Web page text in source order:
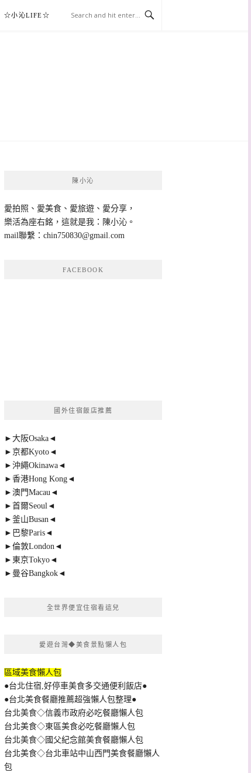
☆小沁LIFE☆
陳小沁
愛拍照、愛美食、愛旅遊、愛分享，
樂活為座右銘，這就是我：陳小沁。
mail聯繫： chin750830@gmail.com
FACEBOOK
國外住宿飯店推薦
►大阪Osaka◄
►京都Kyoto◄
►沖繩Okinawa◄
►香港Hong Kong◄
►澳門Macau◄
►首爾Seoul◄
►釜山Busan◄
►巴黎Paris◄
►倫敦London◄
►東京Tokyo◄
►曼谷Bangkok◄
全世界便宜住宿看這兒
愛遊台灣◆美食景點懶人包
區域美食懶人包
●台北住宿,好停車美食多交通便利飯店●
●台北美食餐廳推薦超強懶人包整理●
台北美食◇信義市政府必吃餐廳懶人包
台北美食◇東區美食必吃餐廳懶人包
台北美食◇國父紀念館美食餐廳懶人包
台北美食◇台北車站中山西門美食餐廳懶人
包